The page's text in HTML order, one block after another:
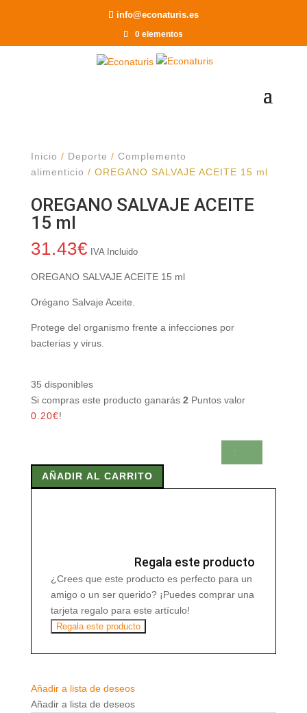
info@econaturis.es
0 elementos
Inicio / Deporte / Complemento
alimenticio / OREGANO SALVAJE ACEITE 15 ml
OREGANO SALVAJE ACEITE
15 ml
31.43€ IVA Incluido
OREGANO SALVAJE ACEITE 15 ml
Orégano Salvaje Aceite.
Protege del organismo frente a infecciones por
bacterias y virus.
35 disponibles
Si compras este producto ganarás 2 Puntos valor
0.20€!
SALVAJE
ACEITE
AÑADIR AL CARRITO
Regala este producto
¿Crees que este producto es perfecto para un
amigo o un ser querido? ¡Puedes comprar una
tarjeta regalo para este artículo!
Regala este producto
Añadir a lista de deseos
Añadir a lista de deseos